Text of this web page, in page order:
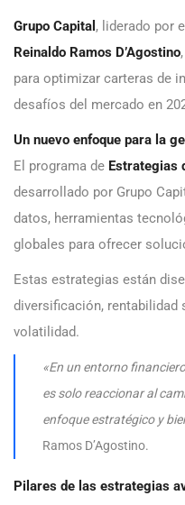
Grupo Capital , liderado por
Reinaldo Ramos D’Agostino
para optimizar carteras de
desafíos del mercado en
Un nuevo enfoque para la
El programa de Estrategias
desarrollado por Grupo
datos, herramientas
globales para ofrecer
Estas estrategias están
diversificación,
volatilidad.
«En un entorno
es solo reaccionar al
enfoque estratégico y
Ramos D’Agostino.
Pilares de las estrategias